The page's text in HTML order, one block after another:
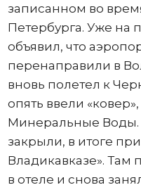
записанном во
Петербурга. Уже на
объявил, что
перенаправили в
вновь полетел к
опять ввели
Минеральные Воды.
закрыли, в итоге
Владикавказе».
в отеле и снова